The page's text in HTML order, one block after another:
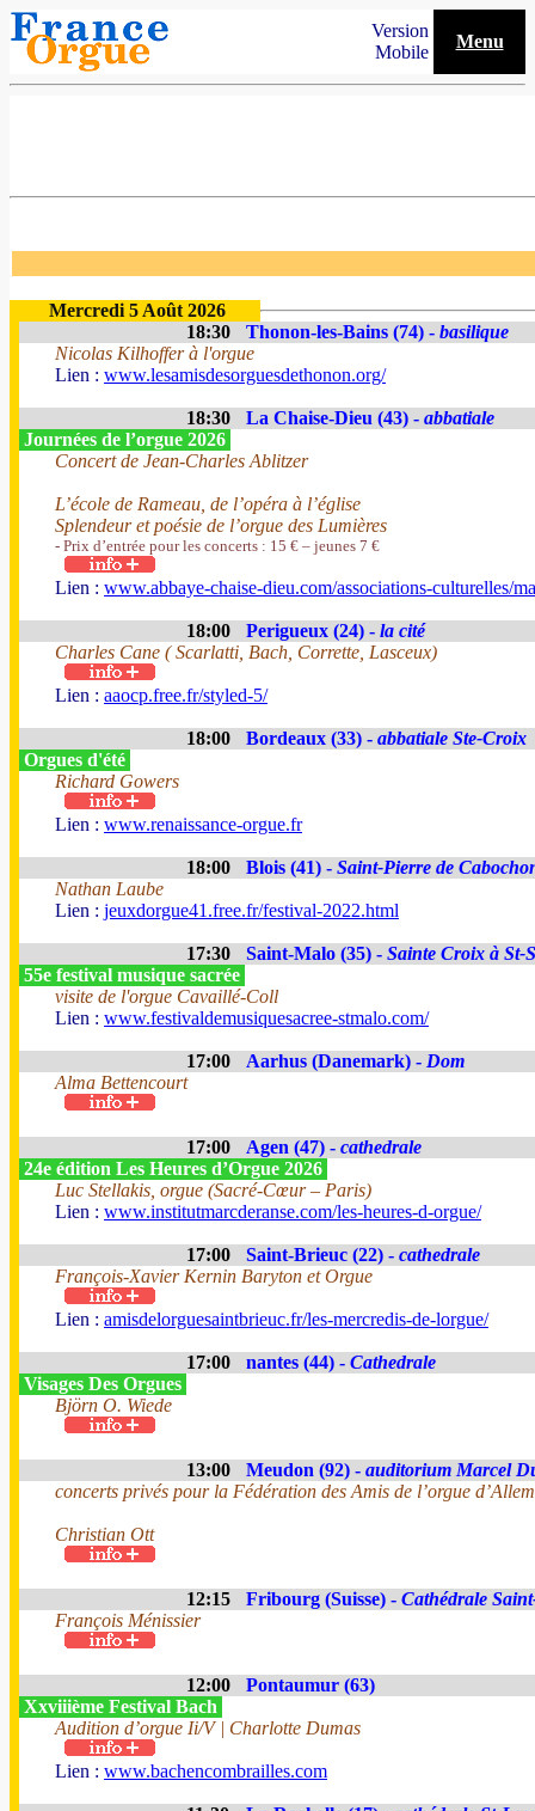
Version
Mobile
Menu
Mercredi 5 Août 2026
18:30
Thonon-les-Bains (74) - basilique
Nicolas Kilhoffer à l'orgue
Lien : www.lesamisdesorguesdethonon.org/
18:30 La Chaise-Dieu (43) - abbatiale
Journées de l’orgue 2026
Concert de Jean-Charles Ablitzer
L’école de Rameau, de l’opéra à l’église
Splendeur et poésie de l’orgue des Lumières
- Prix d’entrée pour les concerts : 15 € – jeunes 7 €
Lien : www.abbaye-chaise-dieu.com/associations-culturelles/
18:00 Perigueux (24) - la cité
Charles Cane ( Scarlatti, Bach, Corrette, Lasceux)
Lien : aaocp.free.fr/styled-5/
18:00 Bordeaux (33) - abbatiale Ste-Croix
Orgues d'été
Richard Gowers
Lien : www.renaissance-orgue.fr
18:00 Blois (41) - Saint-Pierre de
Nathan Laube
Lien : jeuxdorgue41.free.fr/festival-2022.html
17:30 Saint-Malo (35) - Sainte Croix à St-
55e festival musique sacrée
visite de l'orgue Cavaillé-Coll
Lien : www.festivaldemusiquesacree-stmalo.com/
17:00 Aarhus (Danemark) - Dom
Alma Bettencourt
17:00 Agen (47) - cathedrale
24e édition Les Heures d’Orgue 2026
Luc Stellakis, orgue (Sacré-Cœur – Paris)
Lien : www.institutmarcderanse.com/les-heures-d-orgue/
17:00 Saint-Brieuc (22) - cathedrale
François-Xavier Kernin Baryton et Orgue
Lien : amisdelorguesaintbrieuc.fr/les-mercredis-de-lorgue/
17:00 nantes (44) - Cathedrale
Visages Des Orgues
Björn O. Wiede
13:00 Meudon (92) - auditorium Marcel
concerts privés pour la Fédération des Amis de l’orgue
Christian Ott
12:15 Fribourg (Suisse) - Cathédrale
François Ménissier
12:00
Pontaumur (63)
Xxviiième Festival Bach
Audition d’orgue Ii/V | Charlotte Dumas
Lien : www.bachencombrailles.com